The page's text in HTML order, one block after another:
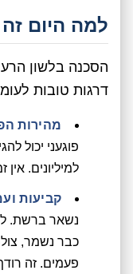
למה היום
הסכנה בלשון הרע
דרגות טובות
מהירות
פוגעני יכול
למיליונים.
קביעות
נשאר ברשת.
כבר נשמר,
פעמים. זה